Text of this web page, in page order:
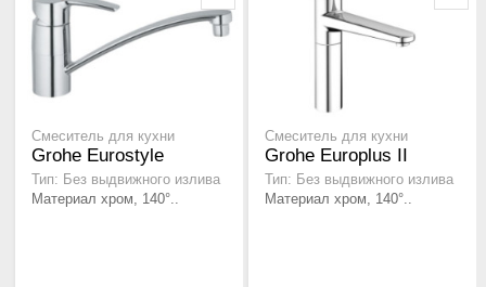
Смеситель для кухни
Grohe Eurostyle
Тип: Без выдвижного излива
Материал хром, 140°..
Смеситель для кухни
Grohe Europlus II
Тип: Без выдвижного излива
Материал хром, 140°..